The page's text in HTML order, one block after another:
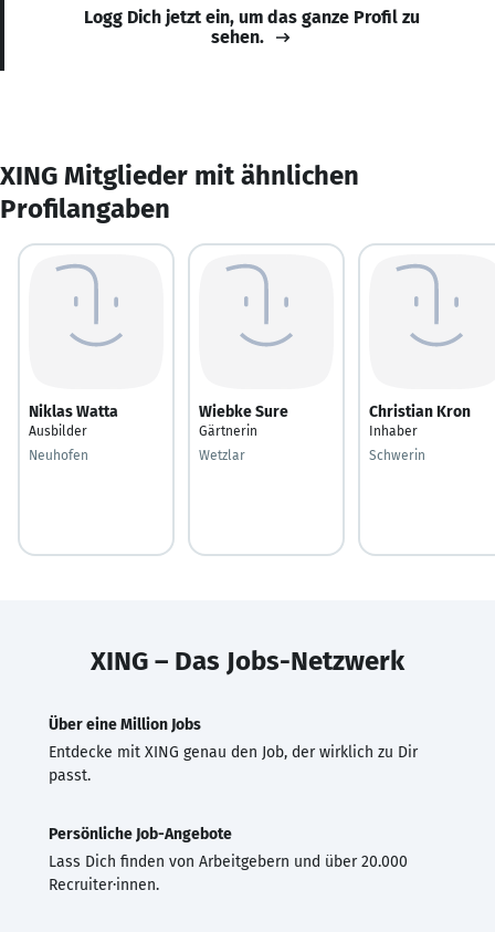
Logg Dich jetzt ein, um das ganze Profil zu
sehen.
XING Mitglieder mit ähnlichen
Profilangaben
Niklas Watta
Ausbilder
Neuhofen
Wiebke Sure
Gärtnerin
Wetzlar
Christian Kron
Inhaber
Schwerin
XING – Das Jobs-Netzwerk
Über eine Million Jobs
Entdecke mit XING genau den Job, der wirklich zu Dir
passt.
Persönliche Job-Angebote
Lass Dich finden von Arbeitgebern und über 20.000
Recruiter·innen.